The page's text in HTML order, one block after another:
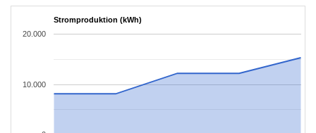
Stromproduktion (kWh)
10.000
20.000